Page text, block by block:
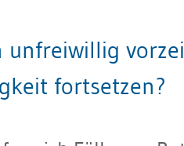
unfreiwillig
fortsetzen?